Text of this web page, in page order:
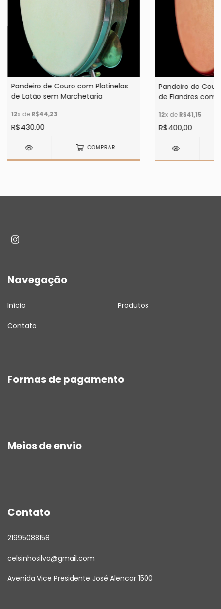
Pandeiro de Couro com Platinelas
de Latão sem Marchetaria
12x deR$44,23
R$430,00
COMPRAR
Pandeiro de
de Flandres com
12x deR$41,15
R$400,00
Navegação
Início Produtos
Contato
Formas de pagamento
Meios de envio
Contato
21995088158
celsinhosilva@gmail.com
Avenida Vice Presidente José Alencar 1500